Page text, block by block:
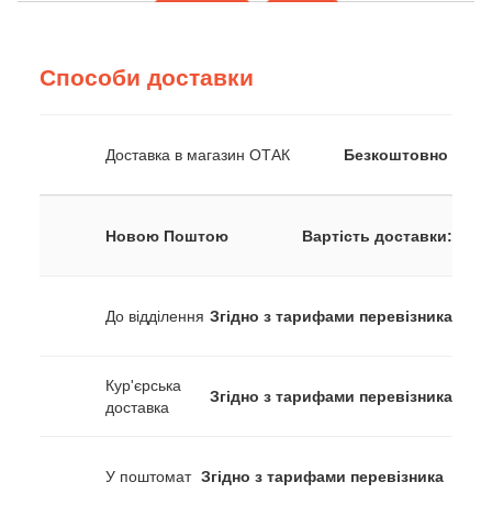
Способи доставки
Доставка в магазин ОТАК Безкоштовно
Новою Поштою Вартість доставки:
До відділення Згідно з тарифами перевізника
Кур'єрська
доставка
Згідно з тарифами перевізника
У поштомат Згідно з тарифами перевізника